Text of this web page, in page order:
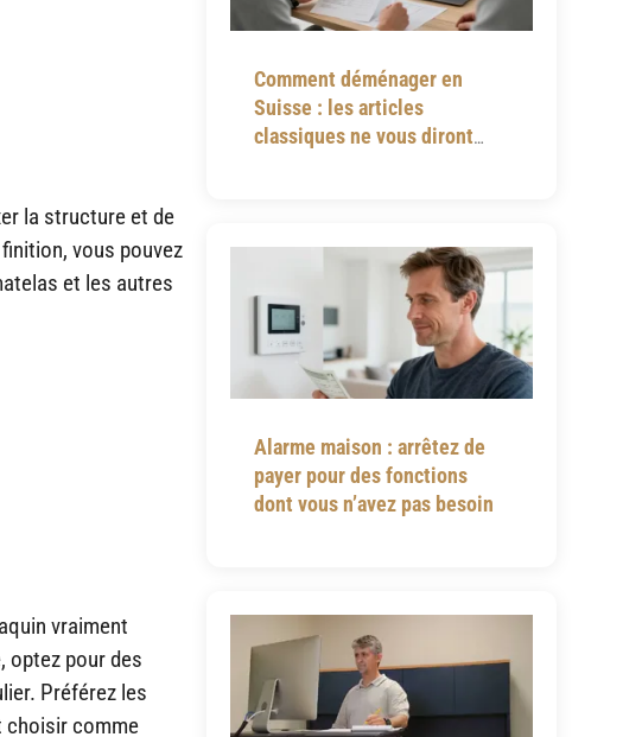
la structure et de
vous pouvez
et les autres
vraiment
optez pour des
Préférez les
choisir comme
Comment déménager en
Suisse : les articles
classiques ne vous diront
Alarme maison : arrêtez de
payer pour des fonctions
dont vous n’avez pas besoin